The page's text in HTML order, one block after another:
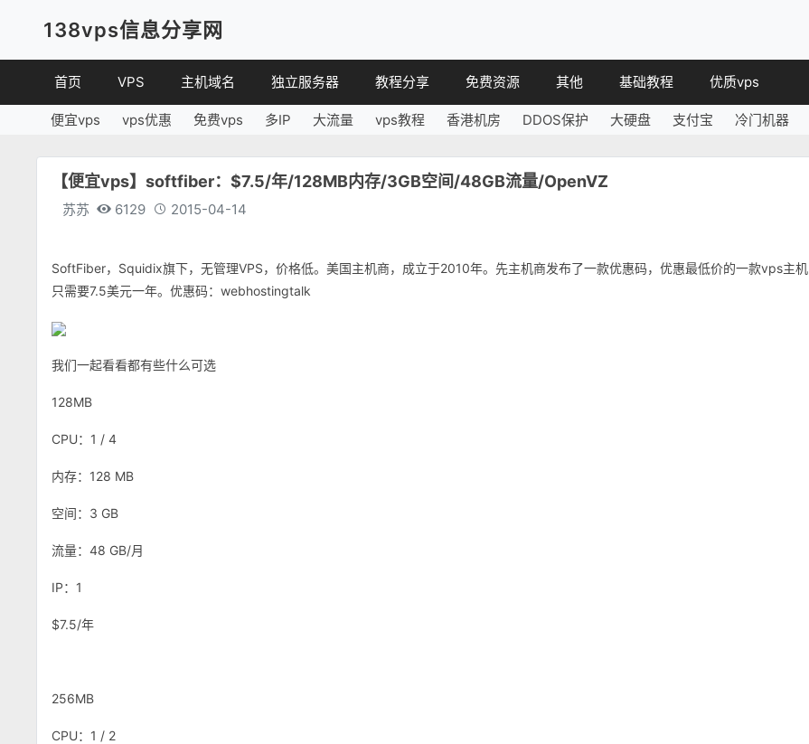
138vps信息分享网
首页 VPS
VPS优惠
VPS评测
主机域名
域名
独立服务器 教程分享
VPS教程
linux 教程
免费资源
免费空间
免费VPS
其他
简讯
基础教程 优质vps
便宜vps vps优惠 免费vps 多IP 大流量 vps教程 香港机房 DDOS保护 大硬盘 支付宝 冷门机器
【便宜vps】softfiber：$7.5/年/128MB内存/3GB空间/48GB流量/OpenVZ
苏苏 6129 2015-04-14
SoftFiber，Squidix旗下，无管理VPS，价格低。美国主机商，成立于2010年。先主机商发布了一款优惠码，优惠最低价的一款vps主机
只需要7.5美元一年。优惠码：webhostingtalk
我们一起看看都有些什么可选
128MB
CPU：1 / 4
内存：128 MB
空间：3 GB
流量：48 GB/月
IP：1
$7.5/年
256MB
CPU：1 / 2